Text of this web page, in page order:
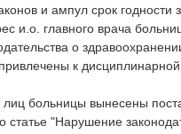
и ампул срок годности
и.о. главного врача
о
к
больницы вынесены
"Нарушение